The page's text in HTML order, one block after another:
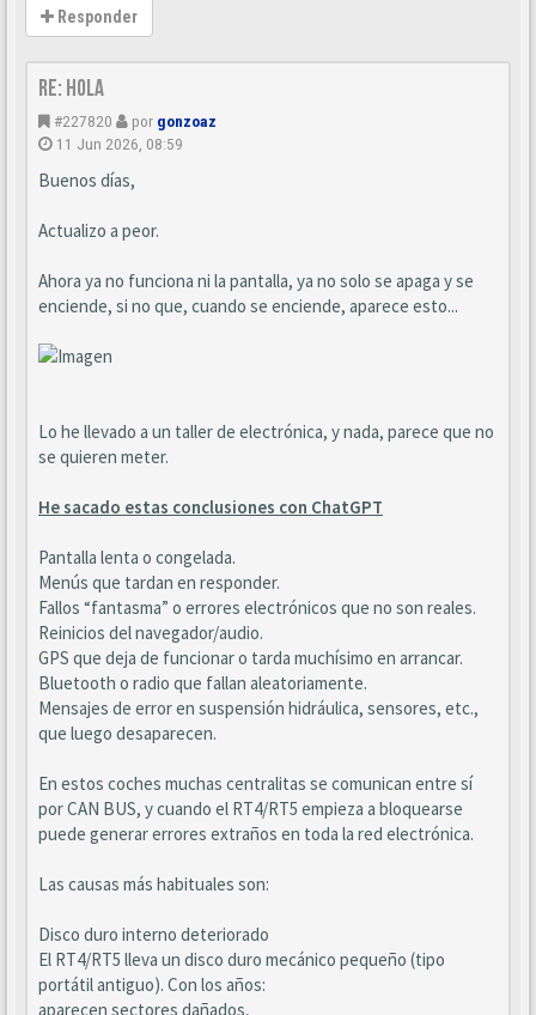
Responder
Re: Hola
#227820 por gonzoaz
11 Jun 2026, 08:59
Buenos días,
Actualizo a peor.
Ahora ya no funciona ni la pantalla, ya no solo se apaga y se
enciende, si no que, cuando se enciende, aparece esto...
Lo he llevado a un taller de electrónica, y nada, parece que no
se quieren meter.
He sacado estas conclusiones con ChatGPT
Pantalla lenta o congelada.
Menús que tardan en responder.
Fallos “fantasma” o errores electrónicos que no son reales.
Reinicios del navegador/audio.
GPS que deja de funcionar o tarda muchísimo en arrancar.
Bluetooth o radio que fallan aleatoriamente.
Mensajes de error en suspensión hidráulica, sensores, etc.,
que luego desaparecen.
En estos coches muchas centralitas se comunican entre sí
por CAN BUS, y cuando el RT4/RT5 empieza a bloquearse
puede generar errores extraños en toda la red electrónica.
Las causas más habituales son:
Disco duro interno deteriorado
El RT4/RT5 lleva un disco duro mecánico pequeño (tipo
portátil antiguo). Con los años:
aparecen sectores dañados,